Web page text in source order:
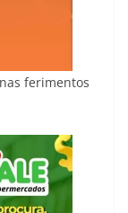
ferimentos